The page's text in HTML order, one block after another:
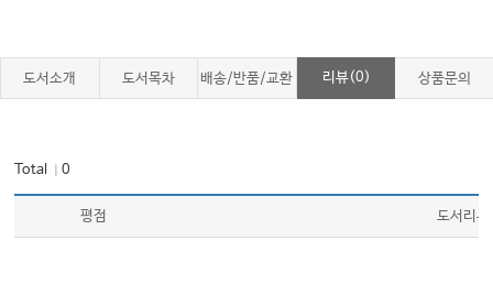
Chapter 57 치료와 예후
Chapter 58 통풍의 역학, 발병기전과 임상증상
Chapter 59 통풍의 진단과 치료
도서소개 도서목차 배송/반품/교환 리뷰(0) 상품문의
Total ｜0
평점 도서리뷰